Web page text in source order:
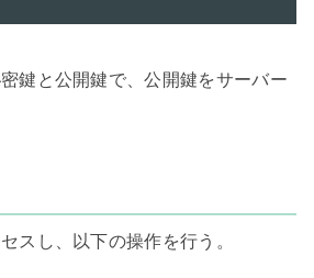
鍵と公開鍵で、公開鍵をサーバー
スし、以下の操作を行う。